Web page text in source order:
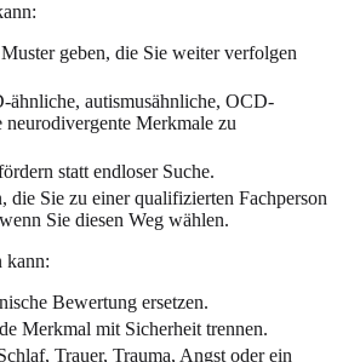
geben, die Sie weiter verfolgen
autismusähnliche, OCD-
neurodivergente Merkmale zu
statt endloser Suche.
die Sie zu einer qualifizierten Fachperson
Sie diesen Weg wählen.
kann:
Bewertung ersetzen.
Merkmal mit Sicherheit trennen.
Trauer, Trauma, Angst oder ein